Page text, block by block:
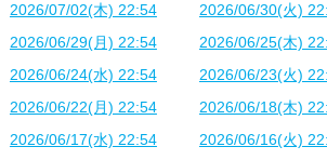
2026/07/02(木) 22:54
2026/06/30(火)
2026/06/29(月) 22:54
2026/06/25(木)
2026/06/24(水) 22:54
2026/06/23(火)
2026/06/22(月) 22:54
2026/06/18(木)
2026/06/17(水) 22:54
2026/06/16(火)